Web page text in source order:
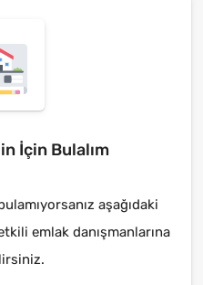
İçin Bulalım
aşağıdaki
emlak danışmanlarına